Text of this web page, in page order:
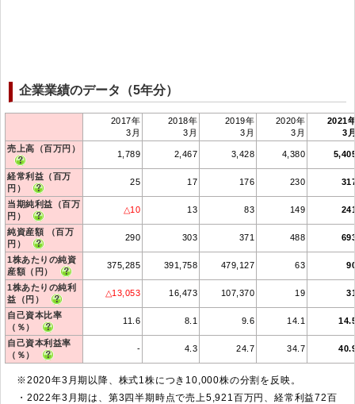
企業業績のデータ（5年分）
2017年
3月
2018年
3月
2019年
3月
2020年
3月
2021
3
売上高（百万円）
1,789 2,467 3,428 4,380
経常利益（百万
円）
25 17 176 230
当期純利益（百万
円）
△10 13 83 149
純資産額 （百万
円）
290 303 371 488
1株あたりの純資
産額（円）
375,285 391,758 479,127 63
1株あたりの純利
益（円）
△13,053 16,473 107,370 19
自己資本比率
（％）
11.6 8.1 9.6 14.1
自己資本利益率
（％）
- 4.3 24.7 34.7
※2020年3月期以降、株式1株につき10,000株の分割を反映。
・2022年3月期は、第3四半期時点で売上5,921百万円、経常利益72百